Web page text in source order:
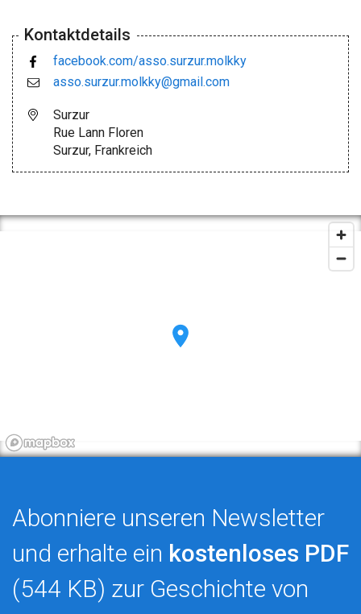
Kontaktdetails
facebook.com/asso.surzur.molkky
asso.surzur.molkky@gmail.com
Surzur
Rue Lann Floren
Surzur, Frankreich
Abonniere unseren Newsletter
und erhalte ein kostenloses PDF
(544 KB) zur Geschichte von